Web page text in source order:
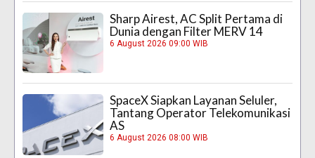
Sharp Airest, AC Split Pertama di
Dunia dengan Filter MERV 14
6 August 2026 09:00 WIB
SpaceX Siapkan Layanan Seluler,
Tantang Operator Telekomunikasi
AS
6 August 2026 08:00 WIB